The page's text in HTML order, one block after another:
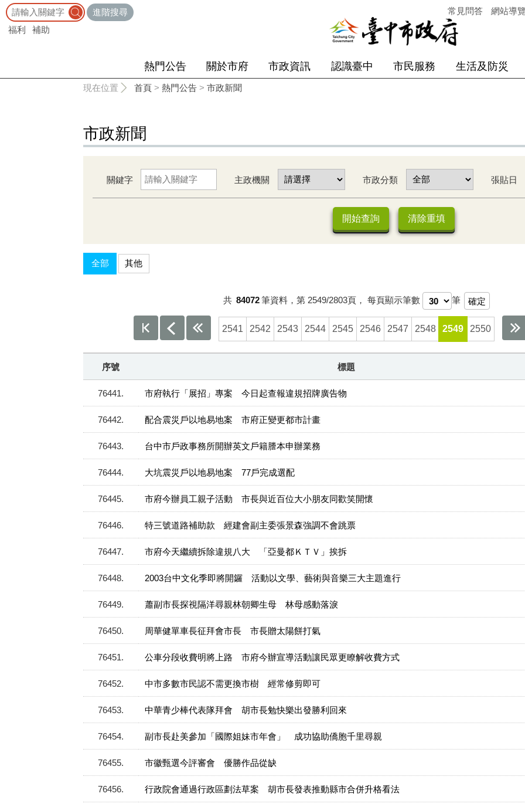
進階搜尋
福利
補助
常見問答 網站導
熱門公告 關於市府 市政資訊 認識臺中 市民服務 生活及防災
現在位置 首頁 > 熱門公告 > 市政新聞
市政新聞
關鍵字 主政機關 市政分類 張貼日
全部 其他
共 84072筆資料，第 2549/2803頁， 每頁顯示筆數 筆
2541 2542 2543 2544 2545 2546 2547 2548 2549 2550
序號 標題
76441 市府執行「展招」專案 今日起查報違規招牌廣告物
76442 配合震災戶以地易地案 市府正變更都市計畫
76443 台中市戶政事務所開辦英文戶籍謄本申辦業務
76444 大坑震災戶以地易地案 77戶完成選配
76445 市府今辦員工親子活動 市長與近百位大小朋友同歡笑開懷
76446 特三號道路補助款 經建會副主委張景森強調不會跳票
76447 市府今天繼續拆除違規八大 「亞曼都ＫＴＶ」挨拆
76448 2003台中文化季即將開鑼 活動以文學、藝術與音樂三大主題進行
76449 蕭副市長探視隔洋尋親林朝卿生母 林母感動落淚
76450 周華健單車長征拜會市長 市長贈太陽餅打氣
76451 公車分段收費明將上路 市府今辦宣導活動讓民眾更瞭解收費方式
76452 中市多數市民認不需更換市樹 經常修剪即可
76453 中華青少棒代表隊拜會 胡市長勉快樂出發勝利回來
76454 副市長赴美參加「國際姐妹市年會」 成功協助僑胞千里尋親
76455 市徽甄選今評審會 優勝作品從缺
76456 行政院會通過行政區劃法草案 胡市長發表推動縣市合併升格看法